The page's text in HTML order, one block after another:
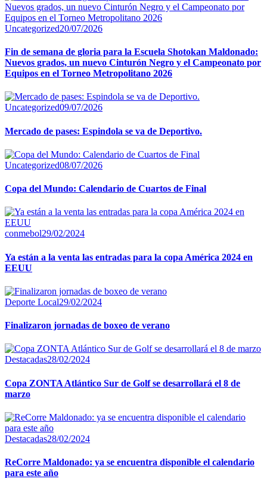
Uncategorized20/07/2026
Fin de semana de gloria para la Escuela Shotokan Maldonado:
Nuevos grados, un nuevo Cinturón Negro y el Campeonato por
Equipos en el Torneo Metropolitano 2026
Uncategorized09/07/2026
Mercado de pases: Espindola se va de Deportivo.
Uncategorized08/07/2026
Copa del Mundo: Calendario de Cuartos de Final
conmebol29/02/2024
Ya están a la venta las entradas para la copa América 2024 en
EEUU
Deporte Local29/02/2024
Finalizaron jornadas de boxeo de verano
Destacadas28/02/2024
Copa ZONTA Atlántico Sur de Golf se desarrollará el 8 de
marzo
Destacadas28/02/2024
ReCorre Maldonado: ya se encuentra disponible el calendario
para este año